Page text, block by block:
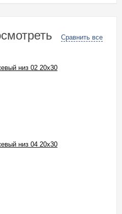
Сравнить все
низ 02 20x30
низ 04 20x30